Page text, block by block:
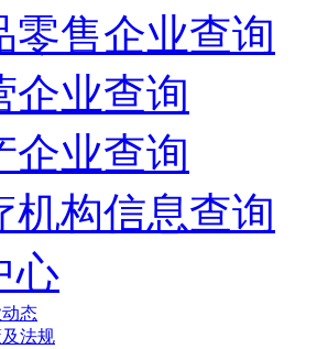
零售企业查询
企业查询
企业查询
机构信息查询
心
态
法规